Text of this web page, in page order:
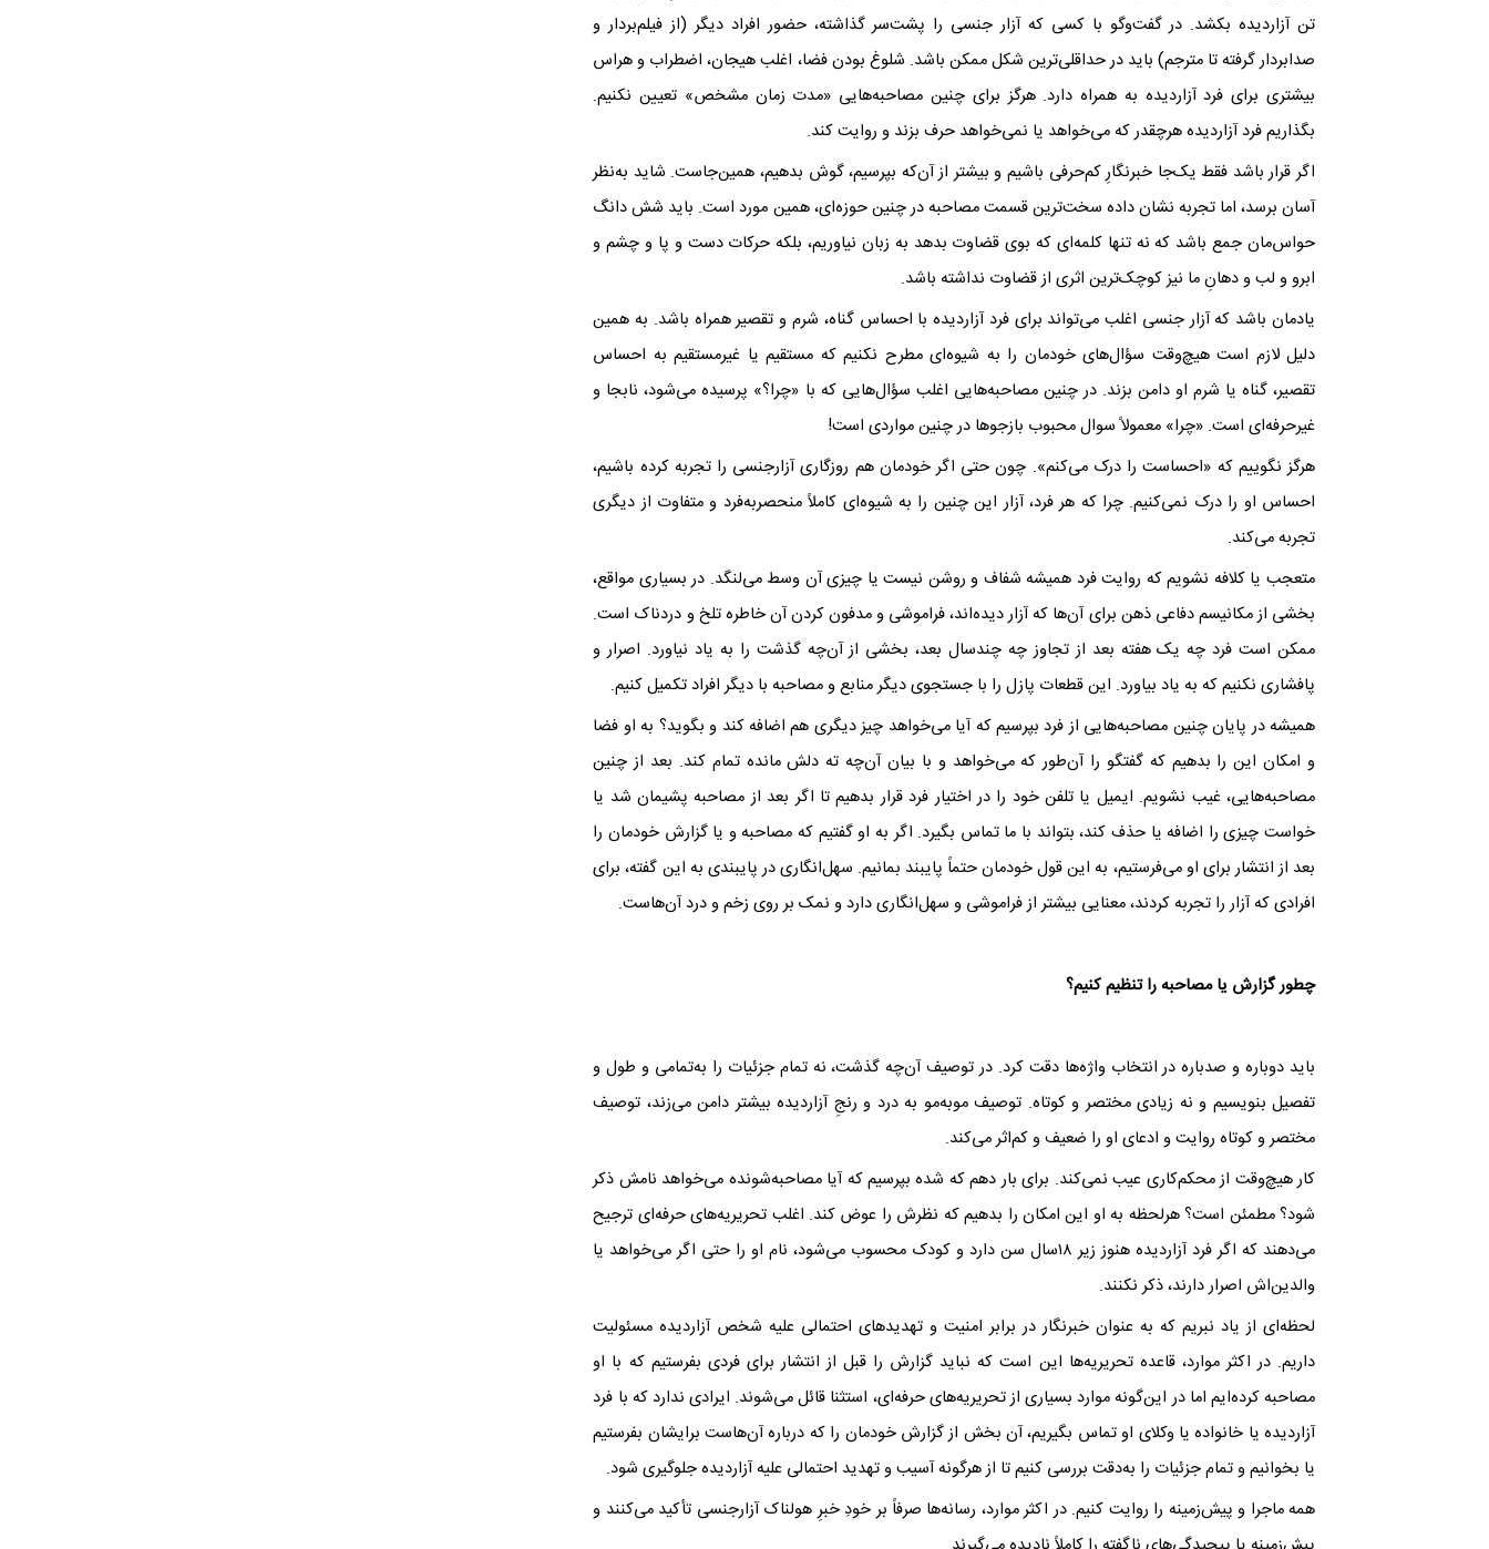
تن آزاردیده بکشد. در گفت‌وگو با کسی که آزار جنسی را پشت‌سر گذاشته، حضور افراد دیگر (از فیلم‌بردار و
صدابردار گرفته تا مترجم) باید در حداقلی‌ترین شکل ممکن باشد. شلوغ بودن فضا، اغلب هیجان، اضطراب و هراس
بیشتری برای فرد آزاردیده به همراه دارد. هرگز برای چنین مصاحبه‌هایی «مدت زمان مشخص» تعیین نکنیم.
بگذاریم فرد آزاردیده هرچقدر که می‌خواهد یا نمی‌خواهد حرف بزند و روایت کند.
اگر قرار باشد فقط یک‌جا خبرنگارِ کم‌حرفی باشیم و بیشتر از آن‌که بپرسیم، گوش بدهیم، همین‌جاست. شاید به‌نظر
آسان برسد، اما تجربه نشان داده سخت‌ترین قسمت مصاحبه در چنین حوزه‌ای، همین مورد است. باید شش دانگ
حواس‌مان جمع باشد که نه تنها کلمه‌ای که بوی قضاوت بدهد به زبان نیاوریم، بلکه حرکات دست و پا و چشم و
ابرو و لب و دهانِ ما نیز کوچک‌ترین اثری از قضاوت نداشته باشد.
یادمان باشد که آزار جنسی اغلب می‌تواند برای فرد آزاردیده با احساس گناه، شرم و تقصیر همراه باشد. به همین
دلیل لازم است هیچ‌وقت سؤال‌های خودمان را به شیوه‌ای مطرح نکنیم که مستقیم یا غیرمستقیم به احساس
تقصیر، گناه یا شرم او دامن بزند. در چنین مصاحبه‌هایی اغلب سؤال‌هایی که با «چرا؟» پرسیده می‌شود، نابجا و
غیرحرفه‌ای است. «چرا» معمولاً سوال محبوب بازجوها در چنین مواردی است!
هرگز نگوییم که «احساست را درک می‌کنم». چون حتی اگر خودمان هم روزگاری آزارجنسی را تجربه کرده باشیم،
احساس او را درک نمی‌کنیم. چرا که هر فرد، آزار این چنین را به شیوه‌ای کاملاً منحصربه‌فرد و متفاوت از دیگری
تجربه می‌کند.
متعجب یا کلافه نشویم که روایت فرد همیشه شفاف و روشن نیست یا چیزی آن وسط می‌لنگد. در بسیاری مواقع،
بخشی از مکانیسم دفاعی ذهن برای آن‌ها که آزار دیده‌اند، فراموشی و مدفون کردن آن خاطره‌ تلخ و دردناک است.
ممکن است فرد چه یک هفته بعد از تجاوز چه چندسال بعد، بخشی از آن‌چه گذشت را به یاد نیاورد. اصرار و
پافشاری نکنیم که به یاد بیاورد. این قطعات پازل را با جستجوی دیگر منابع و مصاحبه با دیگر افراد تکمیل کنیم.
همیشه در پایان چنین مصاحبه‌هایی از فرد بپرسیم که آیا می‌خواهد چیز دیگری هم اضافه کند و بگوید؟ به او فضا
و امکان این را بدهیم که گفتگو را آن‌طور که می‌خواهد و با بیان آن‌چه ته دلش مانده تمام کند. بعد از چنین
مصاحبه‌هایی، غیب نشویم. ایمیل یا تلفن خود را در اختیار فرد قرار بدهیم تا اگر بعد از مصاحبه پشیمان شد یا
خواست چیزی را اضافه یا حذف کند، بتواند با ما تماس بگیرد. اگر به او گفتیم که مصاحبه و یا گزارش‌ خودمان را
بعد از انتشار برای او می‌فرستیم، به این قول خودمان حتماً پایبند بمانیم. سهل‌انگاری در پایبندی به این گفته، برای
افرادی که آزار را تجربه کردند، معنایی بیشتر از فراموشی و سهل‌انگاری دارد و نمک بر روی زخم و درد آن‌هاست.
چطور گزارش یا مصاحبه را تنظیم کنیم؟‌
باید دوباره و صدباره در انتخاب واژه‌ها دقت کرد. در توصیف آن‌چه گذشت، نه تمام جزئیات را به‌تمامی و طول و
تفصیل بنویسیم و نه زیادی مختصر و کوتاه. توصیف موبه‌مو به درد و رنجِ آزاردیده بیشتر دامن می‌زند، توصیف
مختصر و کوتاه روایت و ادعای او را ضعیف و کم‌اثر می‌کند.
کار هیچ‌وقت از محکم‌کاری عیب نمی‌کند. برای بار دهم که شده بپرسیم که آیا مصاحبه‌شونده می‌خواهد نامش ذکر
شود؟ مطمئن است؟ ‌هرلحظه به او این امکان را بدهیم که نظرش را عوض کند. اغلب تحریریه‌های حرفه‌ای ترجیح
می‌دهند که اگر فرد آزاردیده هنوز زیر ۱۸سال سن دارد و کودک محسوب می‌شود، نام او را حتی اگر می‌خواهد یا
والدین‌اش اصرار دارند، ذکر نکنند.
لحظه‌ای از یاد نبریم که به عنوان خبرنگار در برابر امنیت و تهدیدهای احتمالی علیه شخص آزاردیده مسئولیت
داریم. در اکثر موارد، قاعده‌ تحریریه‌ها این است که نباید گزارش را قبل از انتشار برای فردی بفرستیم که با او
مصاحبه کرده‌ایم اما در این‌گونه موارد بسیاری از تحریریه‌های حرفه‌ای، استثنا قائل می‌شوند. ایرادی ندارد که با فرد
آزاردیده یا خانواده یا وکلای او تماس بگیریم، آن بخش از گزارش خودمان را که درباره‌ آن‌هاست برایشان بفرستیم
یا بخوانیم و تمام جزئیات را به‌دقت بررسی کنیم تا از هرگونه آسیب و تهدید احتمالی علیه آزاردیده جلوگیری شود.
همه‌ ماجرا و پیش‌زمینه را روایت کنیم. در اکثر موارد، رسانه‌ها صرفاً بر خودِ خبرِ هولناک آزارجنسی تأکید می‌کنند و